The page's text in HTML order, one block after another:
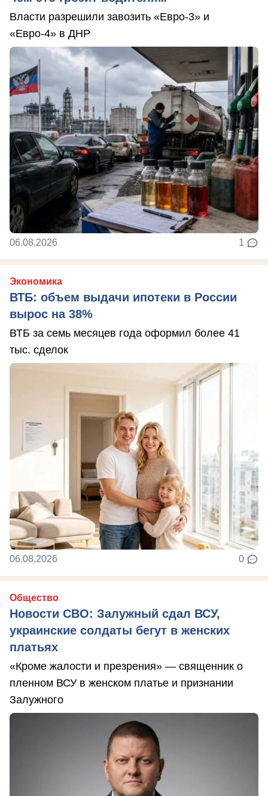
Власти разрешили завозить «Евро-3» и
«Евро-4» в ДНР
06.08.2026 1
Экономика
ВТБ: объем выдачи ипотеки в России
вырос на 38%
ВТБ за семь месяцев года оформил более 41
тыс. сделок
06.08.2026 0
Общество
Новости СВО: Залужный сдал ВСУ,
украинские солдаты бегут в женских
платьях
«Кроме жалости и презрения» — священник о
пленном ВСУ в женском платье и признании
Залужного